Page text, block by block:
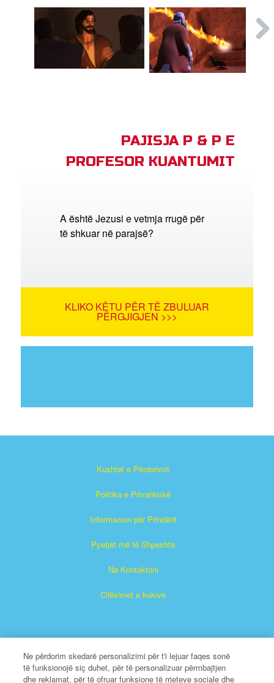
PAJISJA P & P E
PROFESOR KUANTUMIT
A është Jezusi e vetmja rrugë për
të shkuar në parajsë?
KLIKO KËTU PËR TË ZBULUAR
PËRGJIGJEN >>>
Kushtet e Përdorimit
Politika e Privatësisë
Informacion për Prindërit
Pyetjet më të Shpeshta
Na Kontaktoni
Cilësimet e kukive
Ne përdorim skedarë personalizimi për t'i lejuar faqes sonë
të funksionojë siç duhet, për të personalizuar përmbajtjen
dhe reklamat, për të ofruar funksione të rrjeteve sociale dhe